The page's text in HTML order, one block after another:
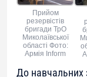
Прийом
резервістів
бригади ТрО
Миколаївської
області Фото:
Армія Inform
До навчальних